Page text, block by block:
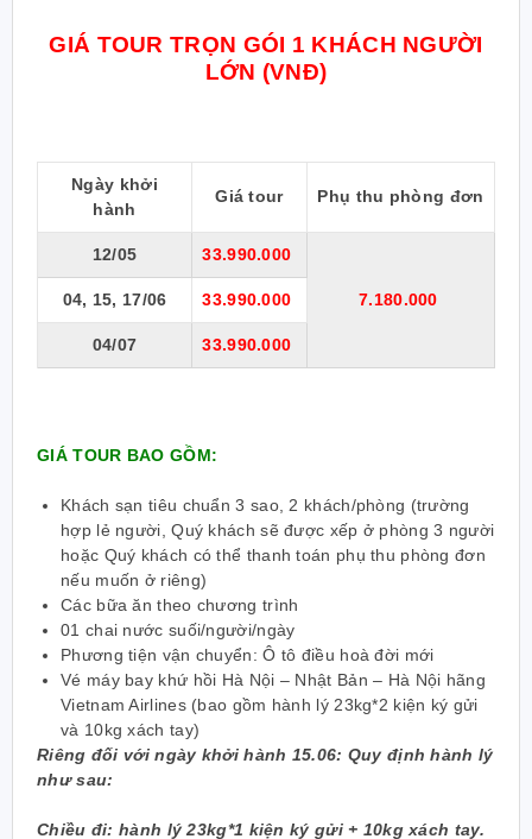
GIÁ TOUR TRỌN GÓI 1 KHÁCH NGƯỜI
LỚN (VNĐ)
Ngày khởi
hành
Giá tour Phụ thu phòng đơn
12/05 33.990.000
7.180.000
04, 15, 17/06 33.990.000
04/07 33.990.000
GIÁ TOUR BAO GỒM:
Khách sạn tiêu chuẩn 3 sao, 2 khách/phòng (trường
hợp lẻ người, Quý khách sẽ được xếp ở phòng 3 người
hoặc Quý khách có thể thanh toán phụ thu phòng đơn
nếu muốn ở riêng)
Các bữa ăn theo chương trình
01 chai nước suối/người/ngày
Phương tiện vận chuyển: Ô tô điều hoà đời mới
Vé máy bay khứ hồi Hà Nội – Nhật Bản – Hà Nội hãng
Vietnam Airlines (bao gồm hành lý 23kg*2 kiện ký gửi
và 10kg xách tay)
Riêng đối với ngày khởi hành 15.06: Quy định hành lý
như sau:
Chiều đi: hành lý 23kg*1 kiện ký gửi + 10kg xách tay.